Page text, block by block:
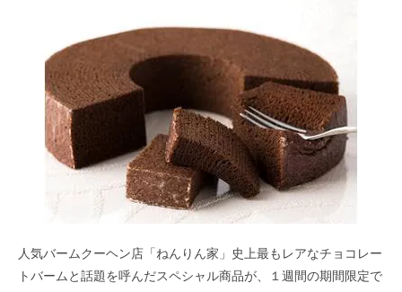
人気バームクーヘン店「ねんりん家」史上最もレアなチョコレー
トバームと話題を呼んだスペシャル商品が、１週間の期間限定で